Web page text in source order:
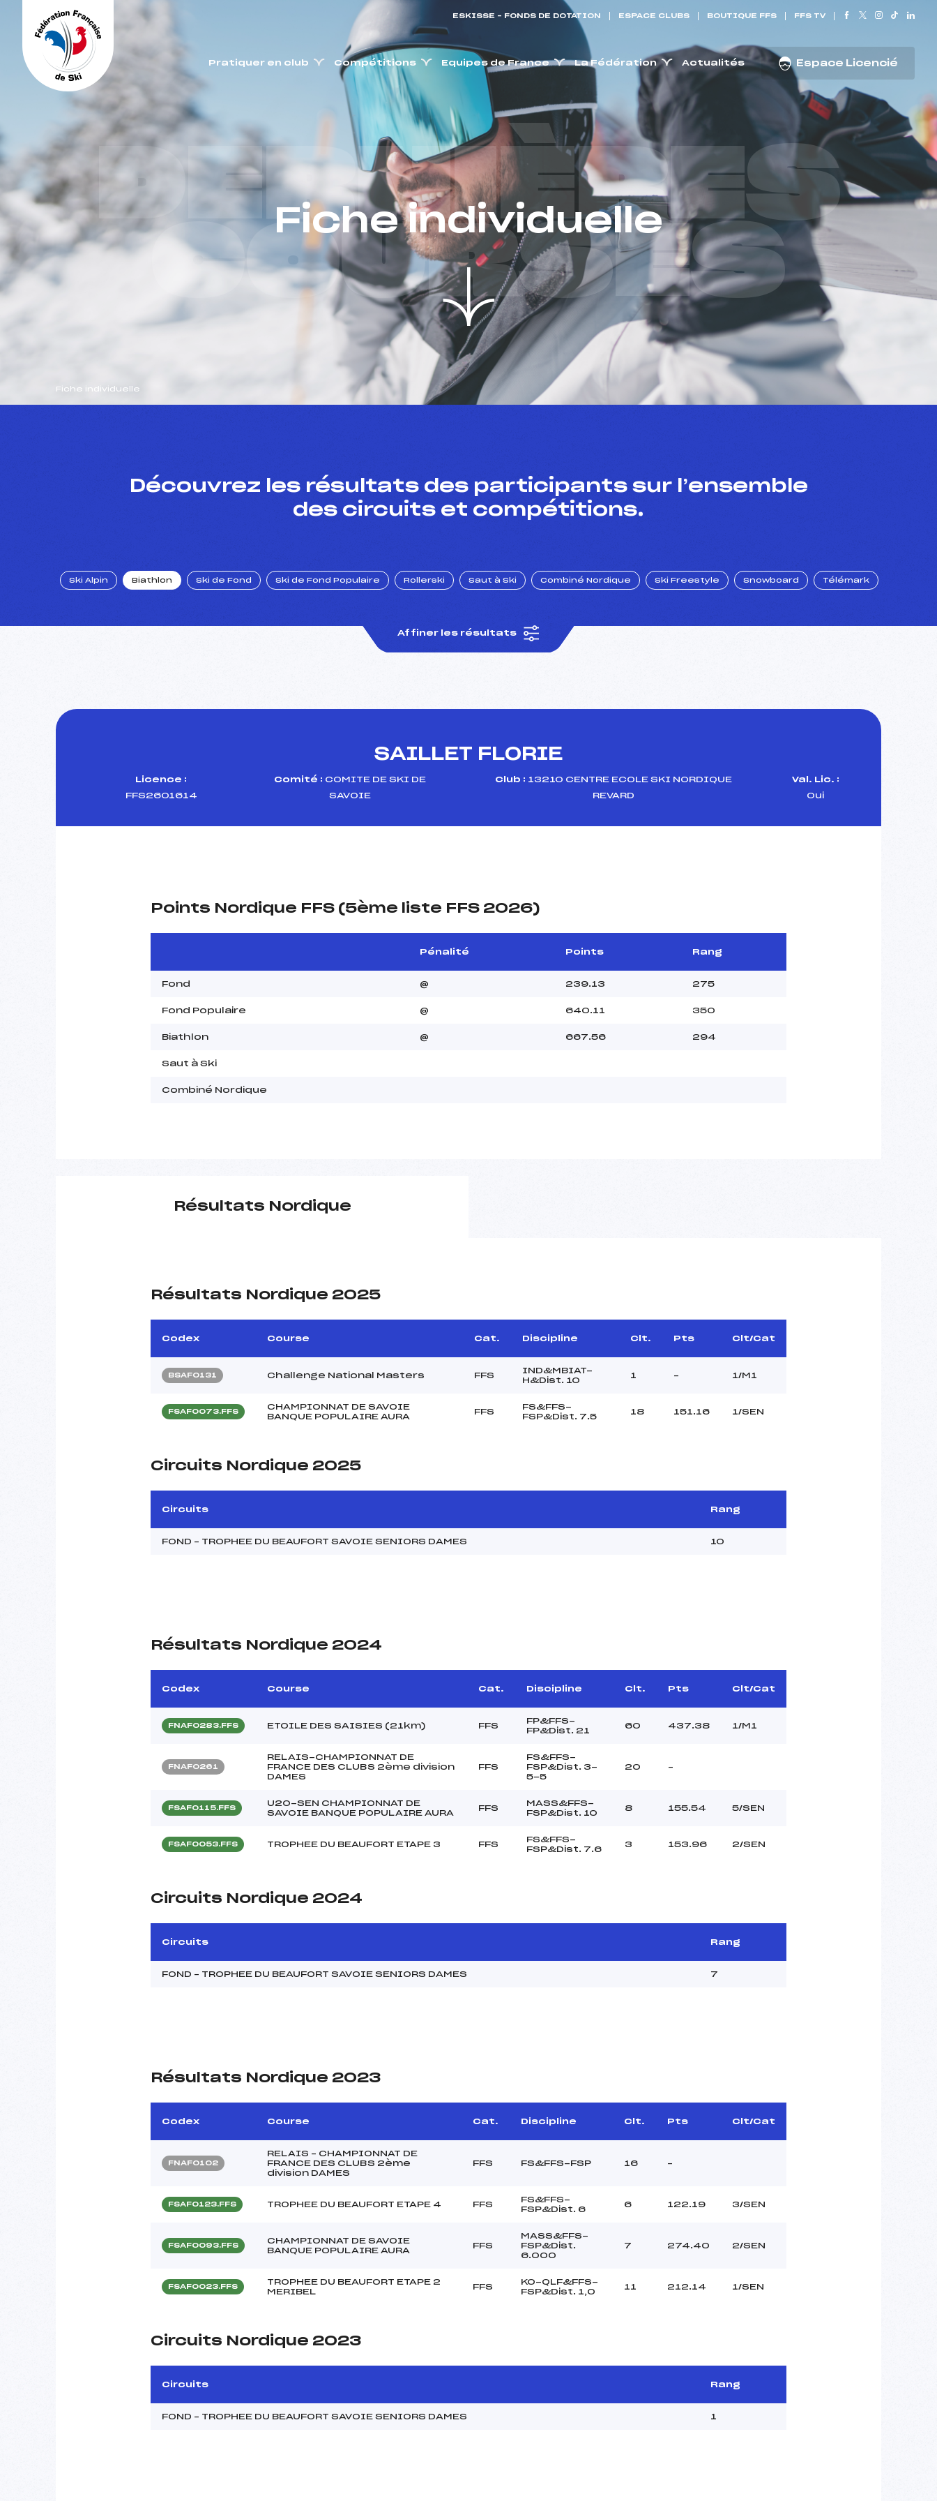
ESKISSE – FONDS DE DOTATION ESPACE CLUBS BOUTIQUE FFS FFS TV
Pratiquer en club Compétitions Equipes de France La Fédération Actualités Espace Licencié
DERNIÈRES
COURSES
Fiche individuelle
Fiche individuelle
Découvrez les résultats des participants sur l’ensemble
des circuits et compétitions.
Ski Alpin Biathlon Ski de Fond Ski de Fond Populaire Rollerski Saut à Ski Combiné Nordique Ski Freestyle Snowboard Télémark
Affiner les résultats
SAILLET FLORIE
Licence :
FFS2601614
Comité : COMITE DE SKI DE
SAVOIE
Club : 13210 CENTRE ECOLE SKI NORDIQUE
REVARD
Val. Lic. :
Oui
Points Nordique FFS (5ème liste FFS 2026)
Pénalité Points Rang
Fond @ 239.13 275
Fond Populaire @ 640.11 350
Biathlon @ 667.56 294
Saut à Ski
Combiné Nordique
Résultats Nordique
Résultats Nordique 2025
Codex Course Cat. Discipline Clt. Pts Clt/Cat
BSAF0131 Challenge National Masters FFS
IND&MBIAT-
H&Dist. 10
1 – 1/M1
FSAF0073.FFS
CHAMPIONNAT DE SAVOIE
BANQUE POPULAIRE AURA
FFS
FS&FFS-
FSP&Dist. 7.5
18 151.16 1/SEN
Circuits Nordique 2025
Circuits Rang
FOND – TROPHEE DU BEAUFORT SAVOIE SENIORS DAMES 10
Résultats Nordique 2024
Codex Course Cat. Discipline Clt. Pts Clt/Cat
FNAF0283.FFS ETOILE DES SAISIES (21km) FFS
FP&FFS-
FP&Dist. 21
60 437.38 1/M1
FNAF0261
RELAIS-CHAMPIONNAT DE
FRANCE DES CLUBS 2ème division
DAMES
FFS
FS&FFS-
FSP&Dist. 3-
5-5
20 –
FSAF0115.FFS
U20-SEN CHAMPIONNAT DE
SAVOIE BANQUE POPULAIRE AURA
FFS
MASS&FFS-
FSP&Dist. 10
8 155.54 5/SEN
FSAF0053.FFS TROPHEE DU BEAUFORT ETAPE 3 FFS
FS&FFS-
FSP&Dist. 7.6
3 153.96 2/SEN
Circuits Nordique 2024
Circuits Rang
FOND – TROPHEE DU BEAUFORT SAVOIE SENIORS DAMES 7
Résultats Nordique 2023
Codex Course Cat. Discipline Clt. Pts Clt/Cat
FNAF0102
RELAIS – CHAMPIONNAT DE
FRANCE DES CLUBS 2ème
division DAMES
FFS FS&FFS-FSP 16 –
FSAF0123.FFS TROPHEE DU BEAUFORT ETAPE 4 FFS
FS&FFS-
FSP&Dist. 6
6 122.19 3/SEN
FSAF0093.FFS
CHAMPIONNAT DE SAVOIE
BANQUE POPULAIRE AURA
FFS
MASS&FFS-
FSP&Dist.
6.000
7 274.40 2/SEN
FSAF0023.FFS
TROPHEE DU BEAUFORT ETAPE 2
MERIBEL
FFS
KO-QLF&FFS-
FSP&Dist. 1,0
11 212.14 1/SEN
Circuits Nordique 2023
Circuits Rang
FOND – TROPHEE DU BEAUFORT SAVOIE SENIORS DAMES 1